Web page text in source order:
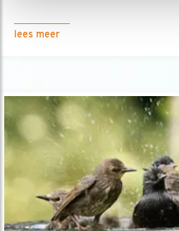
lees meer